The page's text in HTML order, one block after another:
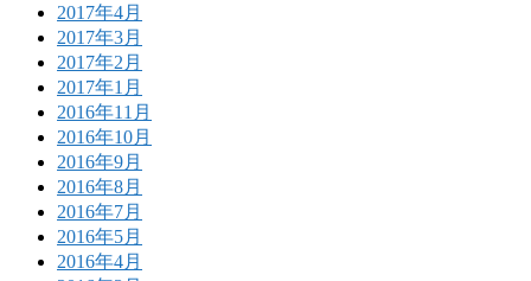
2017年4月
2017年3月
2017年2月
2017年1月
2016年11月
2016年10月
2016年9月
2016年8月
2016年7月
2016年5月
2016年4月